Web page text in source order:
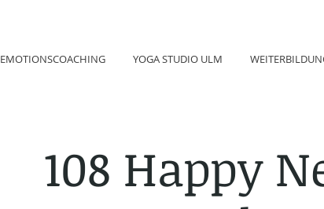
EMOTIONSCOACHING YOGA STUDIO ULM
108 Happy